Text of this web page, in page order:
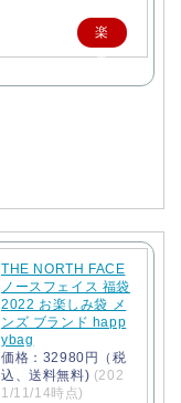
楽
天
THE NORTH FACE
ノースフェイス 福袋
2022 お楽しみ袋 メ
ンズ ブランド happ
ybag
価格：32980円（税
込、送料無料) (202
1/11/14時点)